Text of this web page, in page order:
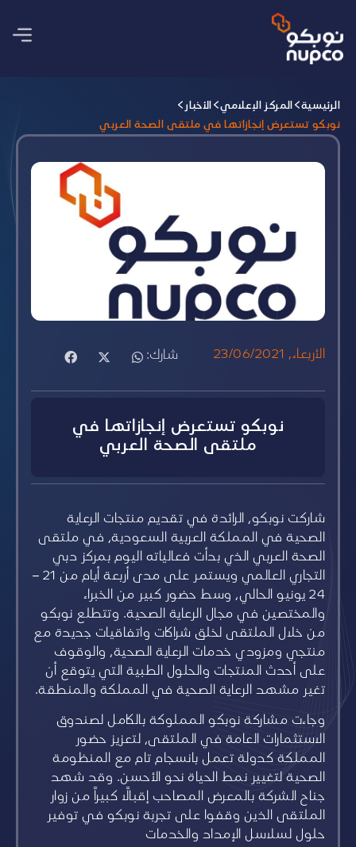
الرئيسية المركز الإعلامي
الأخبار
نوبكو تستعرض إنجازاتها في ملتقى الصحة العربي
الأربعاء, 23/06/2021 شارك:
نوبكو تستعرض إنجازاتها في
ملتقى الصحة العربي
شاركت نوبكو، الرائدة في تقديم منتجات الرعاية
الصحية في المملكة العربية السعودية، في ملتقى
الصحة العربي الذي بدأت فعالياته اليوم بمركز دبي
التجاري العالمي ويستمر على مدى أربعة أيام من 21 –
24 يونيو الحالي، وسط حضور كبير من الخبراء
والمختصين في مجال الرعاية الصحية. وتتطلع نوبكو
من خلال الملتقى لخلق شراكات واتفاقيات جديدة مع
منتجي ومزودي خدمات الرعاية الصحية، والوقوف
على أحدث المنتجات والحلول الطبية التي يتوقع أن
تغير مشهد الرعاية الصحية في المملكة والمنطقة.
وجاءت مشاركة نوبكو المملوكة بالكامل لصندوق
الاستثمارات العامة في الملتقى، لتعزيز حضور
المملكة كدولة تعمل بانسجام تام مع المنظومة
الصحية لتغيير نمط الحياة نحو الأحسن. وقد شهد
جناح الشركة بالمعرض المصاحب إقبالاً كبيراً من زوار
الملتقى الذين وقفوا على تجربة نوبكو في توفير
حلول لسلاسل الإمداد والخدمات